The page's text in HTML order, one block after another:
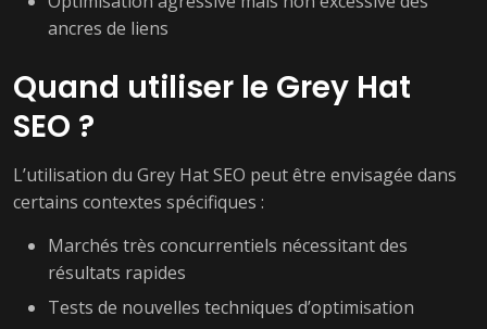
ancres de liens
Quand utiliser le Grey Hat
SEO ?
L’utilisation du Grey Hat SEO peut être envisagée dans
certains contextes spécifiques :
Marchés très concurrentiels nécessitant des
résultats rapides
Tests de nouvelles techniques d’optimisation